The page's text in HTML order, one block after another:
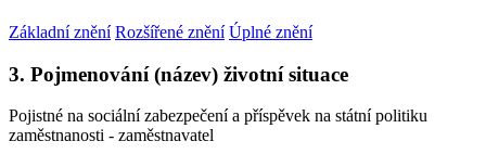
Základní znění Rozšířené znění Úplné znění
3. Pojmenování (název) životní situace
Pojistné na sociální zabezpečení a příspěvek na státní politiku
zaměstnanosti - zaměstnavatel